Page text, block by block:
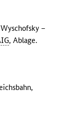
–
, Ablage.